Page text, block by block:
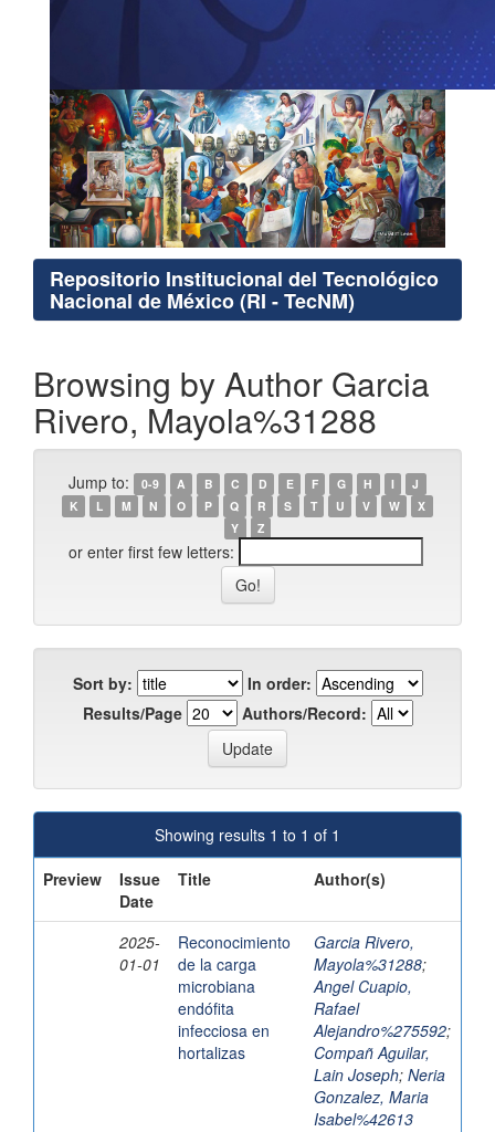
Repositorio Institucional del Tecnológico
Nacional de México (RI - TecNM)
Browsing by Author Garcia
Rivero, Mayola%31288
Jump to: 0-9 A B C D E F G H I
J
K
L M N O P Q R S T U V W
X
Y
Z
or enter first few letters:
Sort by:
In order:
Results/Page
Authors/Record:
Showing results 1 to 1 of 1
Preview
Issue
Date
Title Author(s)
2025-
01-01
Reconocimiento
de la carga
microbiana
endófita
infecciosa en
hortalizas
Garcia Rivero,
Mayola%31288;
Angel Cuapio,
Rafael
Alejandro%275592;
Compañ Aguilar,
Lain Joseph; Neria
Gonzalez, Maria
Isabel%42613